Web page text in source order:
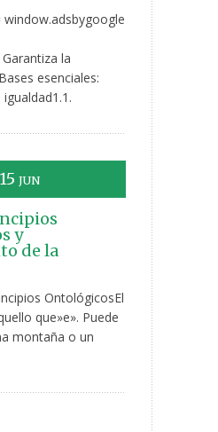
window.adsbygoogle
la
esenciales:
15 JUN
y
de la
OntológicosEl
que»e». Puede
montaña o un